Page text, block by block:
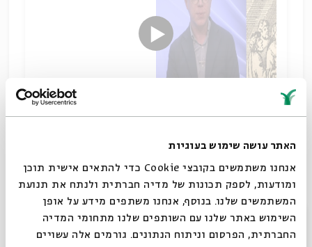
האתר עושה שימוש בעוגיות
אנחנו משתמשים בקובצי Cookie כדי להתאים אישית תוכן
ומודעות, לספק תכונות של מדיה חברתית ולנתח את תנועת
המשתמשים שלנו. בנוסף, אנחנו משתפים מידע על אופן
השימוש באתר שלנו עם השותפים שלנו מתחומי המדיה
החברתית, הפרסום וניתוח הנתונים. גורמים אלה עשויים
בעקבות משיח
שיתוף
הגות יהודית היסטוריה יהודית יונתן מאיר
סגור